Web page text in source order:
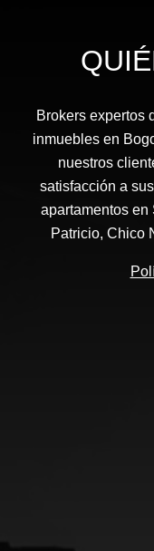
Brokers expertos
inmuebles en
nuestros
satisfacción a
apartamentos en
Patricio, Chico